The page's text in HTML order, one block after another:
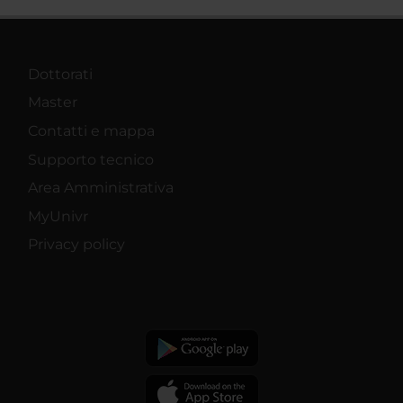
Dottorati
Master
Contatti e mappa
Supporto tecnico
Area Amministrativa
MyUnivr
Privacy policy